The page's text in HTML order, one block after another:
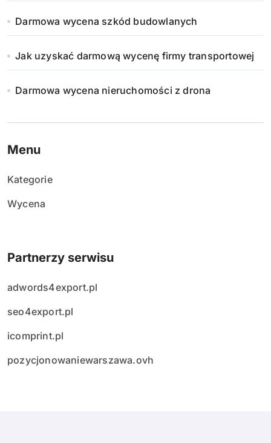
Darmowa wycena szkód budowlanych
Jak uzyskać darmową wycenę firmy transportowej
Darmowa wycena nieruchomości z drona
Menu
Kategorie
Wycena
Partnerzy serwisu
adwords4export.pl
seo4export.pl
icomprint.pl
pozycjonowaniewarszawa.ovh